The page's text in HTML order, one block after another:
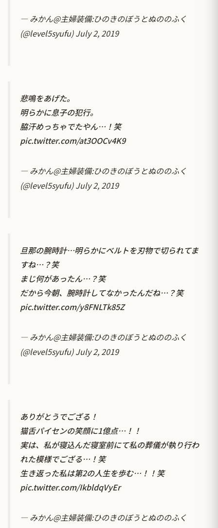
— みかん@主婦装備:ひのきのぼうとぬののふく
(@level5syufu)July 2, 2019
悲鳴をあげた。
明らかに息子の犯行。
脇汗めっちゃでたやん…！笑
pic.twitter.com/at3OOCv4K9
— みかん@主婦装備:ひのきのぼうとぬののふく
(@level5syufu)July 2, 2019
旦那の腕時計…明らかにベルトを刃物で切られてま
すね…？笑
まじ何があったん…？笑
だから今朝、腕時計してなかったんだね…？笑
pic.twitter.com/y8FNLTk85Z
— みかん@主婦装備:ひのきのぼうとぬののふく
(@level5syufu)July 2, 2019
ありがとうでござる！
猫舌パイセンの笑顔に1億点…！！
実は、私が寝込んだ寝室前にて私の葬儀が執り行わ
れた模様でござる…！笑
生き返った私は第2の人生を歩む…！！笑
pic.twitter.com/IkbldqVyEr
— みかん@主婦装備:ひのきのぼうとぬののふく